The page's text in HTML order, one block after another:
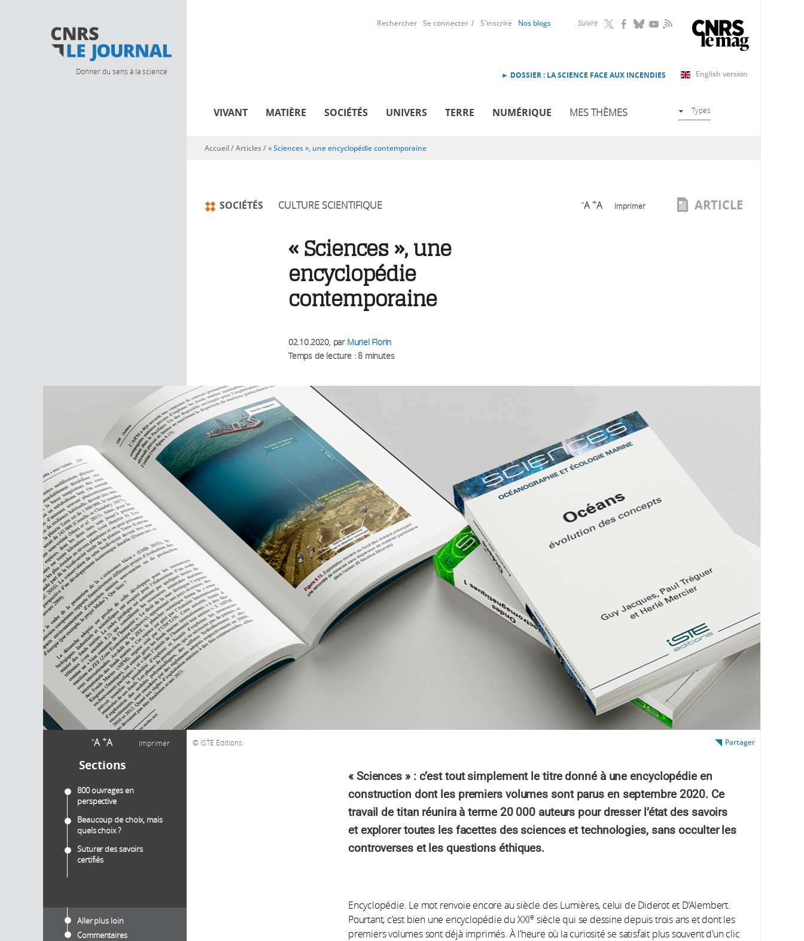
Donner du sens à la science
Suivre RSS
Rechercher Se connecter S'inscrire Nos blogs
English version
► DOSSIER : LA SCIENCE FACE AUX INCENDIES
VIVANT MATIÈRE SOCIÉTÉS UNIVERS TERRE NUMÉRIQUE MES THÈMES Types
-A +A Imprimer
Sections
800 ouvrages en
perspective
Beaucoup de choix, mais
quels choix ?
Suturer des savoirs
certifiés
Aller plus loin
Commentaires
Vous êtes ici
Accueil/Articles/« Sciences », une encyclopédie contemporaine
SOCIÉTÉS CULTURE SCIENTIFIQUE -A +A Imprimer ARTICLE
« Sciences », une
encyclopédie
contemporaine
02.10.2020, par Muriel Florin
Temps de lecture : 8 minutes
ISTE Editions Partager
« Sciences » : c’est tout simplement le titre donné à une encyclopédie en
construction dont les premiers volumes sont parus en septembre 2020. Ce
travail de titan réunira à terme 20 000 auteurs pour dresser l’état des savoirs
et explorer toutes les facettes des sciences et technologies, sans occulter les
controverses et les questions éthiques.
Encyclopédie. Le mot renvoie encore au siècle des Lumières, celui de Diderot et D’Alembert.
Pourtant, c’est bien une encyclopédie du XXIe siècle qui se dessine depuis trois ans et dont les
premiers volumes sont déjà imprimés. À l’heure où la curiosité se satisfait plus souvent d’un clic